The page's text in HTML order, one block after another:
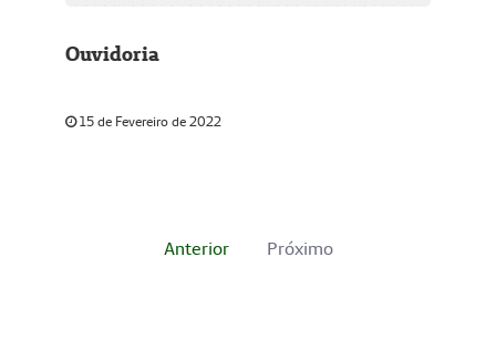
Ouvidoria
15 de Fevereiro de 2022
Anterior Próximo